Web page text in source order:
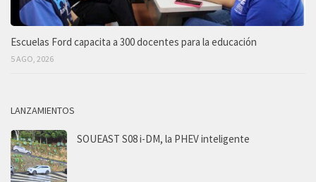
Escuelas Ford capacita a 300 docentes para la educación
5 AGO, 2026
LANZAMIENTOS
SOUEAST S08 i-DM, la PHEV inteligente